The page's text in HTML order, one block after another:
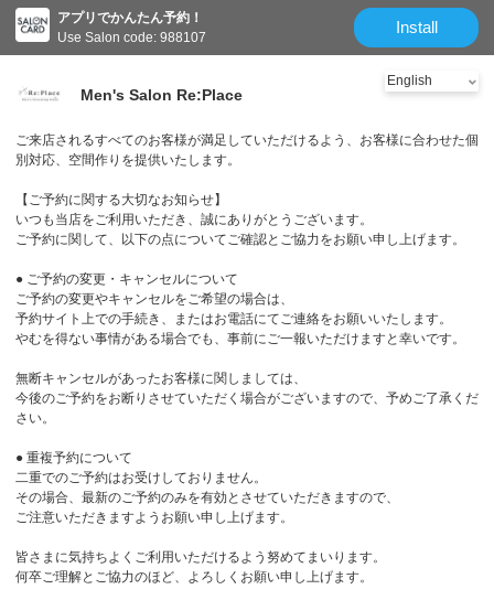
アプリでかんたん予約！
Use Salon code: 988107
Install
Men's Salon Re:Place
ご来店されるすべてのお客様が満足していただけるよう、お客様に合わせた個
別対応、空間作りを提供いたします。
【ご予約に関する大切なお知らせ】
いつも当店をご利用いただき、誠にありがとうございます。
ご予約に関して、以下の点についてご確認とご協力をお願い申し上げます。
● ご予約の変更・キャンセルについて
ご予約の変更やキャンセルをご希望の場合は、
予約サイト上での手続き、またはお電話にてご連絡をお願いいたします。
やむを得ない事情がある場合でも、事前にご一報いただけますと幸いです。
無断キャンセルがあったお客様に関しましては、
今後のご予約をお断りさせていただく場合がございますので、予めご了承くだ
さい。
● 重複予約について
二重でのご予約はお受けしておりません。
その場合、最新のご予約のみを有効とさせていただきますので、
ご注意いただきますようお願い申し上げます。
皆さまに気持ちよくご利用いただけるよう努めてまいります。
何卒ご理解とご協力のほど、よろしくお願い申し上げます。